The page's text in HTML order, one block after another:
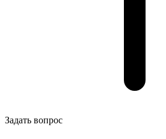
Задать вопрос